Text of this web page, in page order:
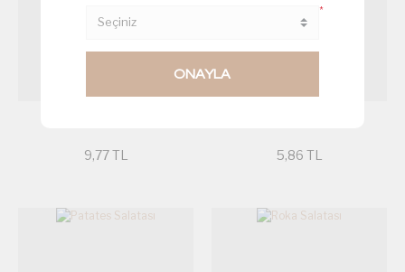
9,77 TL 5,86 TL
*
ONAYLA